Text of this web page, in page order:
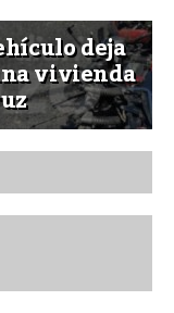
deja
vivienda